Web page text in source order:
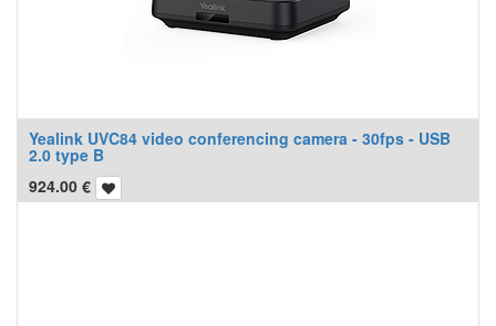
Yealink UVC84 video conferencing camera - 30fps - USB
2.0 type B
924.00 €